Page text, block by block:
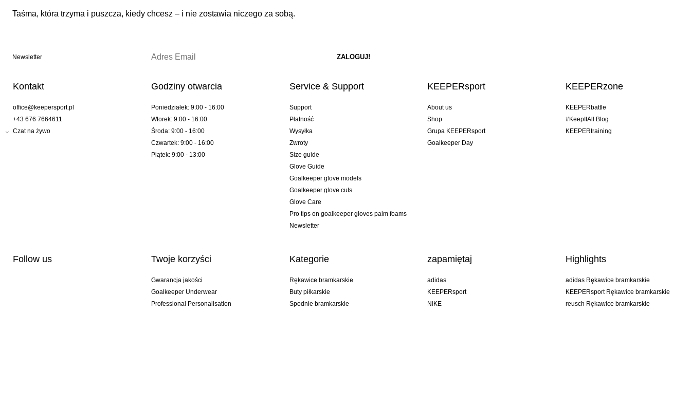
Taśma, która trzyma i puszcza, kiedy chcesz – i nie zostawia niczego za sobą.
Newsletter
Kontakt
office@keepersport.pl
+43 676 7664611
Czat na żywo
Godziny otwarcia
Poniedziałek: 9:00 - 16:00
Wtorek: 9:00 - 16:00
Środa: 9:00 - 16:00
Czwartek: 9:00 - 16:00
Piątek: 9:00 - 13:00
Service & Support
Support
Płatność
Wysyłka
Zwroty
Size guide
Glove Guide
Goalkeeper glove models
Goalkeeper glove cuts
Glove Care
Pro tips on goalkeeper gloves palm foams
Newsletter
KEEPERsport
About us
Shop
Grupa KEEPERsport
Goalkeeper Day
KEEPERzone
KEEPERbattle
#KeepItAll Blog
KEEPERtraining
Follow us Twoje korzyści
Gwarancja jakości
Goalkeeper Underwear
Professional Personalisation
Kategorie
Rękawice bramkarskie
Buty piłkarskie
Spodnie bramkarskie
zapamiętaj
adidas
KEEPERsport
NIKE
Highlights
adidas Rękawice bramkarskie
KEEPERsport Rękawice bramkarskie
reusch Rękawice bramkarskie